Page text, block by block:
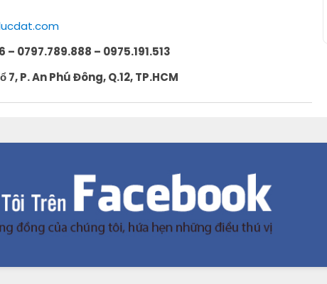
– 0797.789.888 – 0975.191.513
P. An Phú Đông, Q.12, TP.HCM